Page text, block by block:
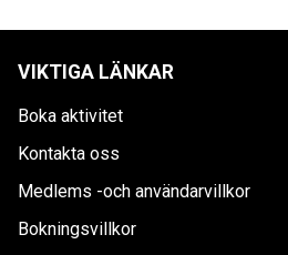
VIKTIGA LÄNKAR
Boka aktivitet
Kontakta oss
Medlems -och användarvillkor
Bokningsvillkor